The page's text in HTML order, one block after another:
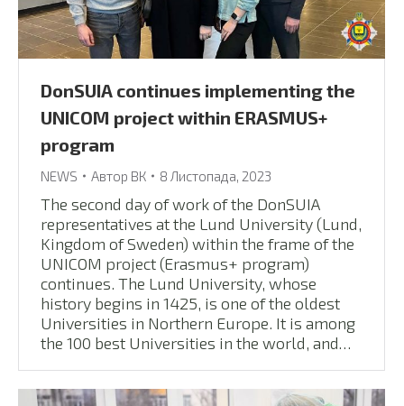
DonSUIA continues implementing the
UNICOM project within ERASMUS+
program
NEWS Автор ВК 8 Листопада, 2023
The second day of work of the DonSUIA
representatives at the Lund University (Lund,
Kingdom of Sweden) within the frame of the
UNICOM project (Erasmus+ program)
continues. The Lund University, whose
history begins in 1425, is one of the oldest
Universities in Northern Europe. It is among
the 100 best Universities in the world, and…